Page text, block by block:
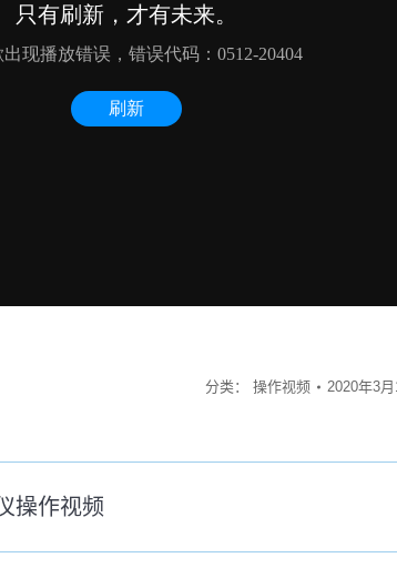
分类： 操作视频 2020年3
操作视频
来